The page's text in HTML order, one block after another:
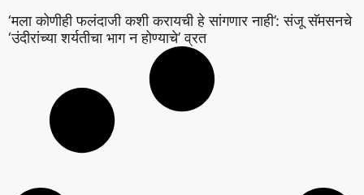
‘मला कोणीही फलंदाजी कशी करायची हे सांगणार नाही’: संजू सॅमसनचे
‘उंदीरांच्या शर्यतीचा भाग न होण्याचे’ व्रत